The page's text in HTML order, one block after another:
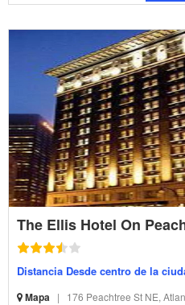
The Ellis Hotel On
Distancia Desde centro de la
Mapa | 176 Peachtree St NE,